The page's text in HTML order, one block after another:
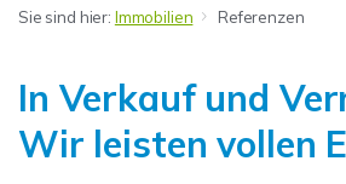
Sie sind hier: Immobilien Referenzen
In Verkauf und
Wir leisten vollen